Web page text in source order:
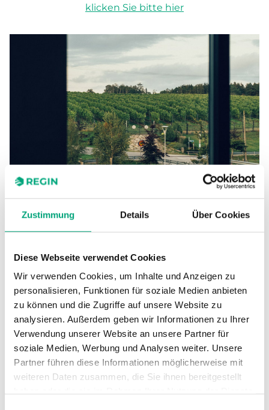
Zustimmung Details Über Cookies
Diese Webseite verwendet Cookies
Wir verwenden Cookies, um Inhalte und Anzeigen zu
personalisieren, Funktionen für soziale Medien anbieten
zu können und die Zugriffe auf unsere Website zu
analysieren. Außerdem geben wir Informationen zu Ihrer
Verwendung unserer Website an unsere Partner für
soziale Medien, Werbung und Analysen weiter. Unsere
Partner führen diese Informationen möglicherweise mit
weiteren Daten zusammen, die Sie ihnen bereitgestellt
klicken Sie bitte hier
Das schwedische Weingut
Ästad Vingård hat seine
Energiesteuerung im Griff
Südwesten Schwedens liegt eines der größten
Weingüter des Landes, Ästad Vingård. Hier wird
die Natur mit dem Fokus auf Nachhaltigkeit
erlebbar gemacht, was hohe Anforderungen an
ein effektives Immobilienmanagement stellt.